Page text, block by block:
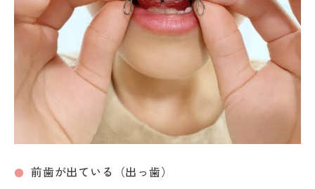
前歯が出ている（出っ歯）